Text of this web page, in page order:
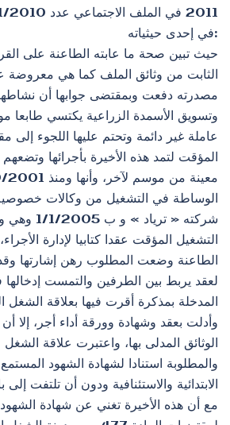
في إحدى حيثياته:
الثابت من وثائق الملف كما هي معروضة
مصدرته دفعت وبمقتضى جوابها أن نشاطها
وتسويق الأسمدة الزراعية يكتسي طابعا
عاملة غير دائمة وتحتم عليها اللجوء إلى
المؤقت لتمد هذه الأخيرة بأجرائها
الوساطة في التشغيل من وكالات
شركته «
التشغيل المؤقت عقدا كتابيا لإدارة
الطاعنة وضعت المطلوب رهن إشارتها
لعقد يربط بين الطرفين والتمست
المدخلة بمذكرة أقرت فيها بعلاقة
وأدلت بعقد وشهادة وورقة أداء أجر، إلا
الوثائق المدلى بها، واعتبرت علاقة الشغل
والمطلوبة استنادا لشهادة الشهود
الابتدائية والاستئنافية ودون أن تلتفت إلى
مع أن هذه الأخيرة تغني عن شهادة